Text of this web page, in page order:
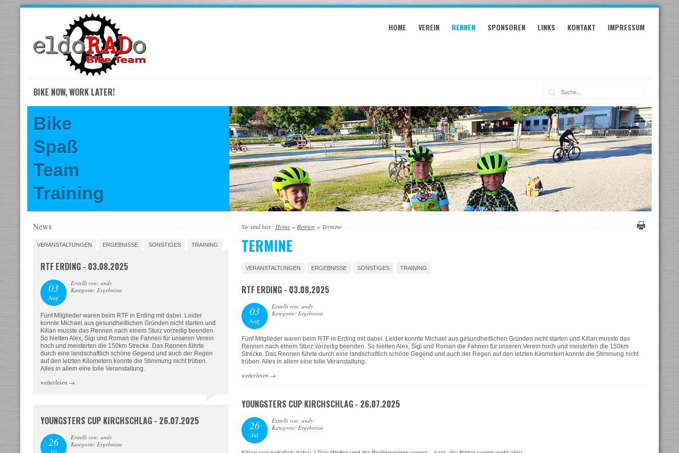
content
HOME VEREIN RENNEN SPONSOREN LINKS KONTAKT IMPRESSUM
BIKE NOW, WORK LATER! Suche:
Bike
Spaß
Team
Training
Sie sind hier: Home » Rennen » Termine
TERMINE
VERANSTALTUNGEN ERGEBNISSE SONSTIGES TRAINING
RTF ERDING - 03.08.2025
03
Aug
Erstellt von: andy
Kategorie: Ergebnisse
Fünf Mitglieder waren beim RTF in Erding mit dabei. Leider konnte Michael aus gesundheitlichen Gründen nicht starten und Kilian musste das
Rennen nach einem Sturz vorzeitig beenden. So hielten Alex, Sigi und Roman die Fahnen für unseren Verein hoch und meisterten die 150km
Strecke. Das Rennen führte durch eine landschaftlich schöne Gegend und auch der Regen auf den letzten Kilometern konnte die Stimmung nicht
trüben. Alles in allem eine tolle Veranstaltung.
weiterlesen→
YOUNGSTERS CUP KIRCHSCHLAG - 26.07.2025
26
Jul
Erstellt von: andy
Kategorie: Ergebnisse
News
VERANSTALTUNGEN ERGEBNISSE SONSTIGES TRAINING
RTF ERDING - 03.08.2025
03
Aug
Erstellt von: andy
Kategorie: Ergebnisse
Fünf Mitglieder waren beim RTF in Erding mit dabei. Leider
konnte Michael aus gesundheitlichen Gründen nicht starten und
Kilian musste das Rennen nach einem Sturz vorzeitig beenden.
So hielten Alex, Sigi und Roman die Fahnen für unseren Verein
hoch und meisterten die 150km Strecke. Das Rennen führte
durch eine landschaftlich schöne Gegend und auch der Regen
auf den letzten Kilometern konnte die Stimmung nicht trüben.
Alles in allem eine tolle Veranstaltung.
weiterlesen→
YOUNGSTERS CUP KIRCHSCHLAG - 26.07.2025
26
Erstellt von: andy
Kategorie: Ergebnisse